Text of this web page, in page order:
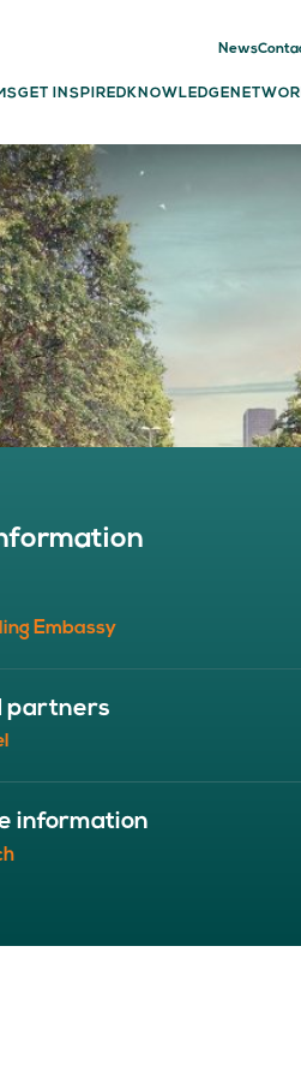
INSPIRED
showcases
showcase
organisation
board
News
GET INSPIRED KNOWLEDGE
Embassy
partners
information